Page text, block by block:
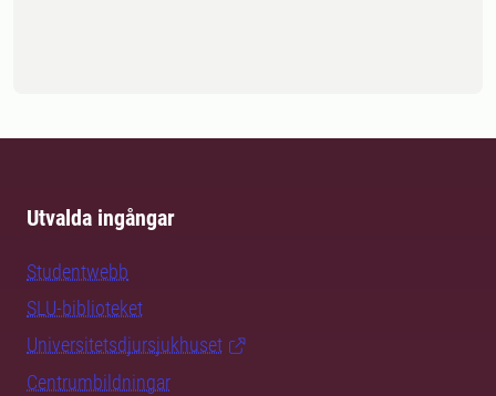
Utvalda ingångar
Studentwebb
SLU-biblioteket
Universitetsdjursjukhuset
Centrumbildningar